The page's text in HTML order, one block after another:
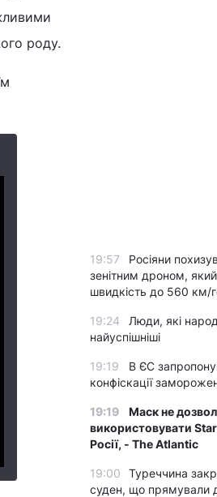
роду.
19:57
Росіяни
зенітним дроном,
швидкість до 560 км/
19:24
Люди, які
найуспішніші
19:19
В ЄС
конфіскації
19:19
Маск не
використовувати
Росії, - The Atlantic
19:00
Туреччина
суден, що прямували